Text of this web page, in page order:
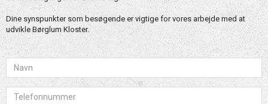
Dine synspunkter som besøgende er vigtige for vores arbejde med at
udvikle Børglum Kloster.